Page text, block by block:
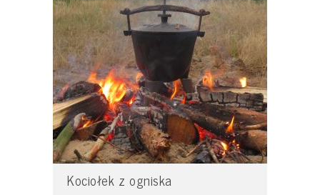
Kociołek z ogniska